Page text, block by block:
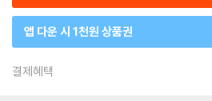
앱 다운 시 1천원 상품권
결제혜택